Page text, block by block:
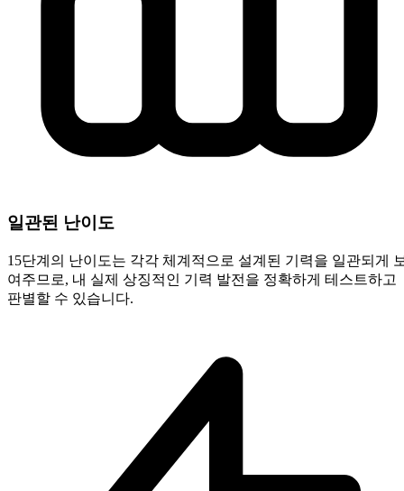
일관된 난이도
15단계의 난이도는 각각 체계적으로 설계된 기력을 일관되게
여주므로, 내 실제 상징적인 기력 발전을 정확하게 테스트하고
판별할 수 있습니다.